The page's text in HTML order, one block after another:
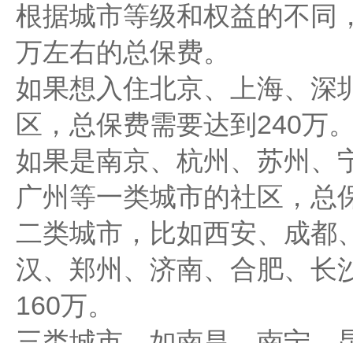
根据城市等级和权益的不同
万左右的总保费。
如果想入住北京、上海、深
区，总保费需要达到240万
如果是南京、杭州、苏州、
广州等一类城市的社区，总
二类城市，比如西安、成都
汉、郑州、济南、合肥、长
160万。